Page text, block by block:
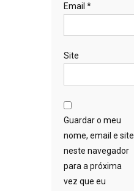
Email *
Site
Guardar o meu
nome, email e site
neste navegador
para a próxima
vez que eu